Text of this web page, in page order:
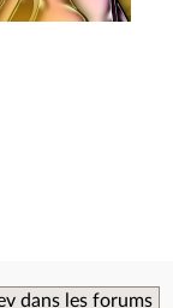
dans les forums